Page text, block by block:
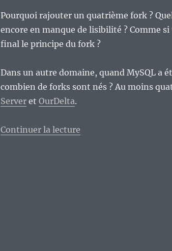
Pourquoi rajouter un quatrième fork ?
encore en manque de lisibilité ? Comme
final le principe du fork ?
Dans un autre domaine, quand MySQL a
combien de forks sont nés ? Au moins
Serveret OurDelta.
Continuer la lecturede « Trop de forks tue